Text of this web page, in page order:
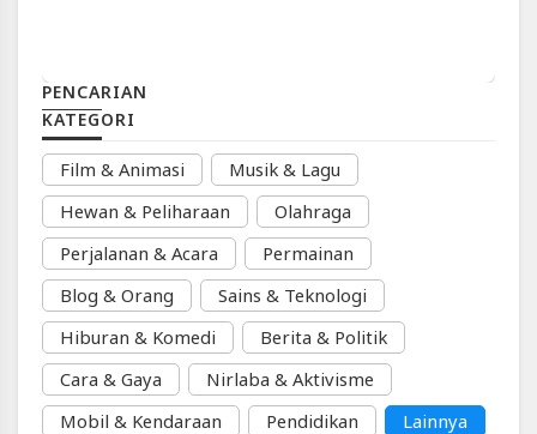
Blackexpo
Platform
Berbagi
Video
Indonesia
Published
Blackexpo
Powered
401XD
Group
PENCARIAN
KATEGORI
Film & Animasi
Musik & Lagu
Hewan & Peliharaan
Olahraga
Perjalanan & Acara
Permainan
Blog & Orang
Sains & Teknologi
Hiburan & Komedi
Berita & Politik
Cara & Gaya
Nirlaba & Aktivisme
Mobil & Kendaraan
Pendidikan Lainnya